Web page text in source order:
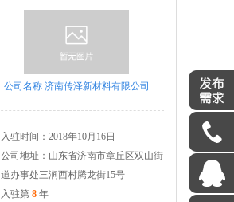
公司名称:济南传泽新材料有限公司
入驻时间： 2018年10月16日
公司地址：山东省济南市章丘区双山街
道办事处三涧西村腾龙街15号
入驻第 8 年